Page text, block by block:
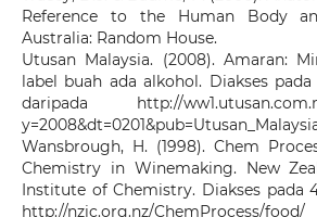
Reference to the Human Body
Australia: Random House.
Utusan Malaysia. (2008). Amaran:
label buah ada alkohol. Diakses pada
daripada http://
Wansbrough, H. (1998). Chem
Chemistry in Winemaking. New
Institute of Chemistry. Diakses pada
http://nzic.org.nz/ChemProcess/food/